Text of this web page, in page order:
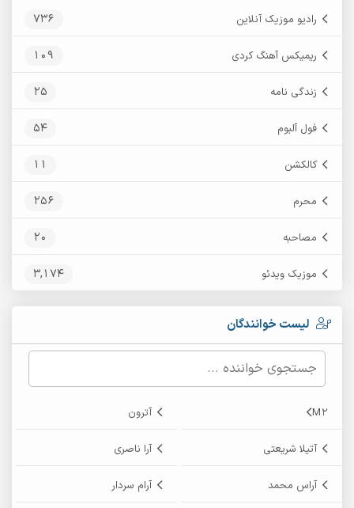
رادیو موزیک آنلاین 736
ریمیکس آهنگ کردی 109
زندگی نامه 25
فول آلبوم 54
کالکشن 11
محرم 256
مصاحبه 20
موزیک ویدئو 3,174
لیست خوانندگان
M2 آترون
آتیلا شریعتی آرا ناصری
آراس محمد آرام سردار